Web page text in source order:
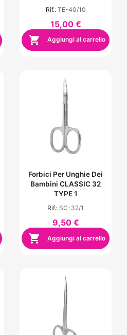
Rif.: TE-40/10
15,00 €
 Aggiungi al carrello
Forbici Per Unghie Dei
Bambini CLASSIC 32
TYPE 1
Rif.: SC-32/1
9,50 €
 Aggiungi al carrello